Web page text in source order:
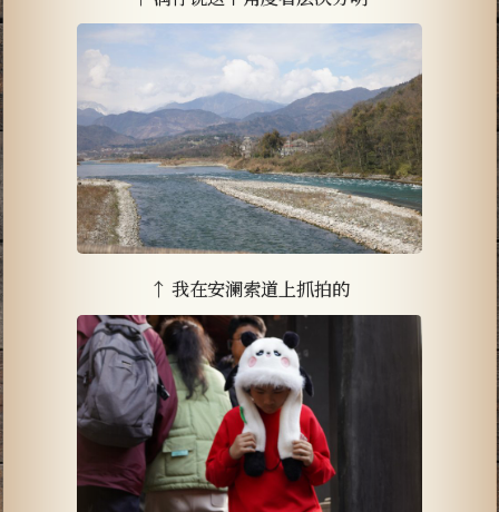
↑ 我在安澜索道上抓拍的